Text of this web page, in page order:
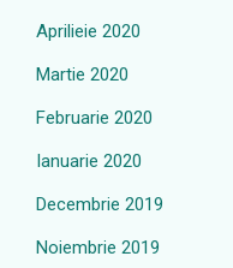
Aprilieie 2020
Martie 2020
Februarie 2020
Ianuarie 2020
Decembrie 2019
Noiembrie 2019